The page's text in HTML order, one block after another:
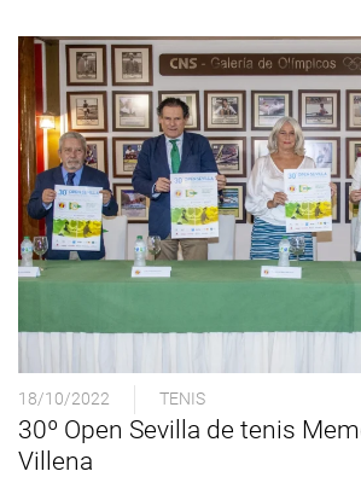
18/10/2022 TENIS
30º Open Sevilla de tenis
Villena